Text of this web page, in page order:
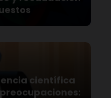
científica